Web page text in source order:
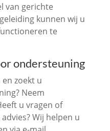
van gerichte
kunnen wij u
te
ondersteuning
zoekt u
Neem
u vragen of
Wij helpen u